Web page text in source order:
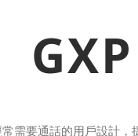
需要通話的用戶設計